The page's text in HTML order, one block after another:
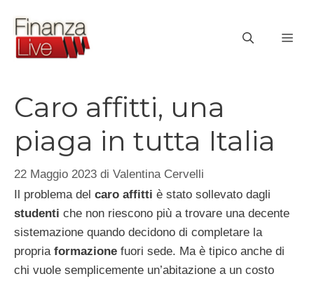
contenuto
Caro affitti, una
piaga in tutta Italia
22 Maggio 2023 di Valentina Cervelli
Il problema del caro affitti è stato sollevato dagli
studenti che non riescono più a trovare una decente
sistemazione quando decidono di completare la
propriaformazione fuori sede. Ma è tipico anche di
chi vuole semplicemente un’abitazione a un costo